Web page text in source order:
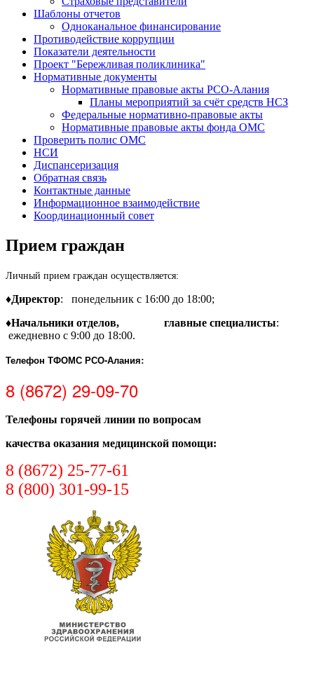
Шаблоны отчетов
Одноканальное финансирование
Противодействие коррупции
Показатели деятельности
Проект "Бережливая поликлиника"
Нормативные документы
Нормативные правовые акты РСО-Алания
Планы мероприятий за счёт средств НСЗ
Федеральные нормативно-правовые акты
Нормативные правовые акты фонда ОМС
Проверить полис ОМС
НСИ
Диспансеризация
Обратная связь
Контактные данные
Информационное взаимодействие
Координационный совет
Прием граждан
Личный прием граждан осуществляется:
♦Директор:
понедельник с 16:00 до 18:00;
♦Начальники отделов, главные специалисты:
ежедневно с 9:00 до 18:00.
Телефон ТФОМС РСО-Алания:
8 (8672) 29-09-70
Телефоны горячей линии по вопросам
качества оказания медицинской помощи:
8 (8672) 25-77-61
8 (800) 301-99-15